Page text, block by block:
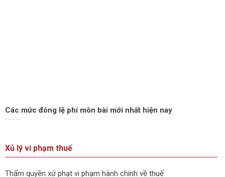
Các mức đóng lệ phí môn bài mới nhất hiện nay
Xủ lý vi phạm thuế
Thẩm quyền xử phạt vi phạm hành chính về thuế